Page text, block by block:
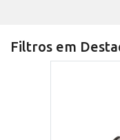
Filtros em